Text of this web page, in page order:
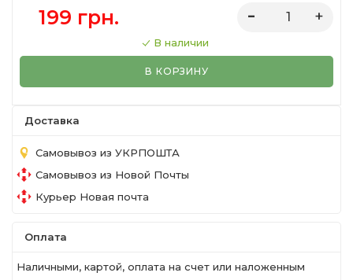
199 грн.
В наличии
В КОРЗИНУ
Доставка
Самовывоз из УКРПОШТА
Самовывоз из Новой Почты
Курьер Новая почта
Оплата
Наличными, картой, оплата на счет или наложенным